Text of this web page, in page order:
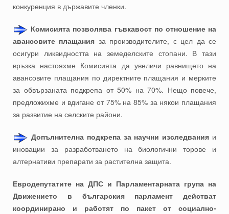
конкуренция в държавите членки.
Комисията позволява гъвкавост по отношение на
авансовите плащания за производителите, с цел да се
осигури ликвидността на земеделските стопани. В тази
връзка настояхме Комисията да увеличи равнището на
авансовите плащания по директните плащания и мерките
за обвързаната подкрепа от 50% на 70%. Нещо повече,
предложихме и вдигане от 75% на 85% за някои плащания
за развитие на селските райони.
Допълнителна подкрепа за научни изследвания и
иновации за разработването на биологични торове и
алтернативи препарати за растителна защита.
Евродепутатите на ДПС и Парламентарната група на
Движението в българския парламент действат
координирано и работят по пакет от социално-